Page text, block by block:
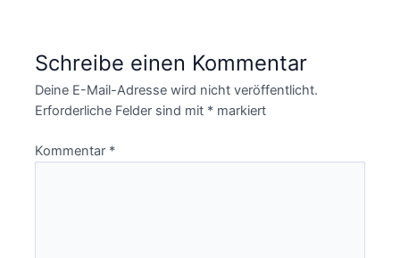
Schreibe einen Kommentar
Deine E-Mail-Adresse wird nicht veröffentlicht.
Erforderliche Felder sind mit * markiert
Kommentar *